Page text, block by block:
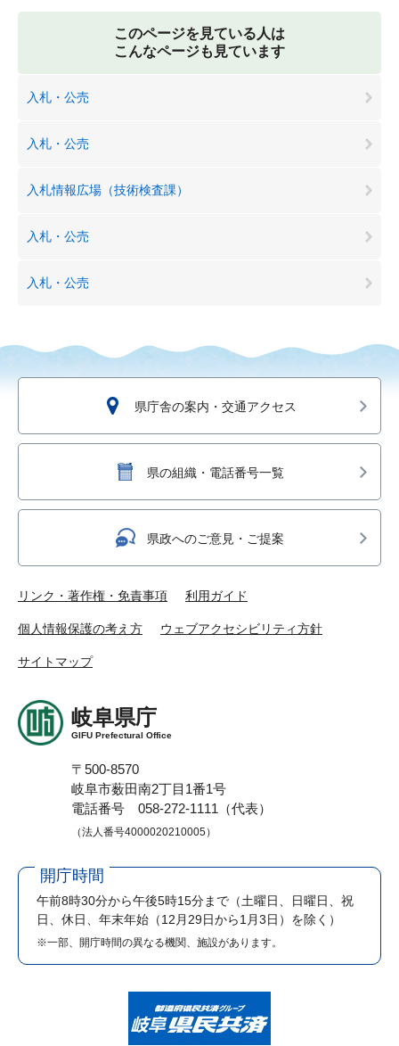
このページを見ている人は
こんなページも見ています
入札・公売
入札・公売
入札情報広場（技術検査課）
入札・公売
入札・公売
県庁舎の案内・交通アクセス
県の組織・電話番号一覧
県政へのご意見・ご提案
リンク・著作権・免責事項 利用ガイド
個人情報保護の考え方 ウェブアクセシビリティ方針
サイトマップ
岐阜県庁
GIFU Prefectural Office
〒500-8570
岐阜市薮田南2丁目1番1号
電話番号 058-272-1111（代表）
（法人番号4000020210005）
開庁時間
午前8時30分から午後5時15分まで （土曜日、日曜日、祝
日、休日、年末年始（12月29日から1月3日）を除く）
※一部、開庁時間の異なる機関、施設があります。